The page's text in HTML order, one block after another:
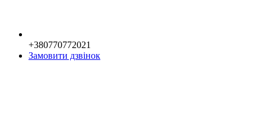
+380770772021
Замовити дзвінок